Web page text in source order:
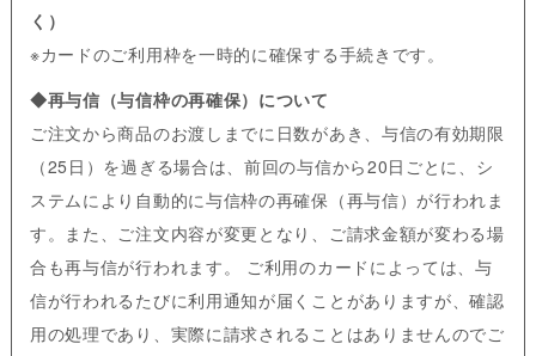
く）
※カードのご利用枠を一時的に確保する手続きです。
◆再与信（与信枠の再確保）について
ご注文から商品のお渡しまでに日数があき、与信の有効期限
（25日）を過ぎる場合は、前回の与信から20日ごとに、シ
ステムにより自動的に与信枠の再確保（再与信）が行われま
す。また、ご注文内容が変更となり、ご請求金額が変わる場
合も再与信が行われます。 ご利用のカードによっては、与
信が行われるたびに利用通知が届くことがありますが、確認
用の処理であり、実際に請求されることはありませんのでご